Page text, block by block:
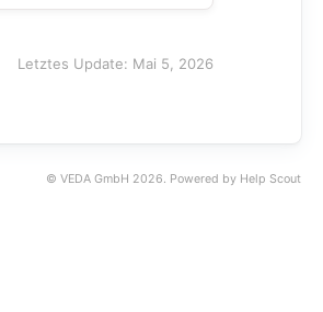
Letztes Update: Mai 5, 2026
© VEDA GmbH 2026. Powered by Help Scout